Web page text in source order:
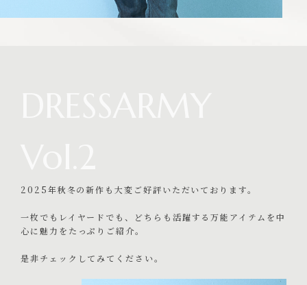
2025年秋冬の新作も大変ご好評いただいております。
一枚でもレイヤードでも、どちらも活躍する万能アイテムを中
心に魅力をたっぷりご紹介。
是非チェックしてみてください。